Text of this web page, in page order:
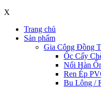
X
Trang chủ
Sản phẩm
Gia Công Đồng
Ốc Cấy
Nối Hàn
Ren Ép
Bu Lông /